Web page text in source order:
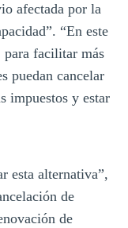
afectada por la
“En este
para facilitar más
puedan cancelar
impuestos y estar
esta alternativa”,
de
de